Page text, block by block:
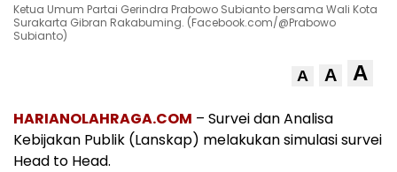
Ketua Umum Partai Gerindra Prabowo Subianto bersama Wali Kota
Surakarta Gibran Rakabuming. (Facebook.com/@Prabowo
Subianto)
A A A
HARIANOLAHRAGA.COM – Survei dan Analisa
Kebijakan Publik (Lanskap) melakukan simulasi survei
Head to Head.